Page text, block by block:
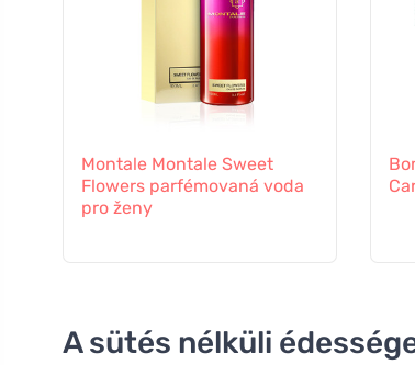
Montale Montale Sweet
Flowers parfémovaná voda
pro ženy
A sütés nélküli